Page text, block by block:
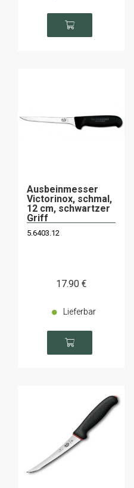
Ausbeinmesser
Victorinox, schmal,
12 cm, schwartzer
Griff
5.6403.12
17.90 €
Lieferbar